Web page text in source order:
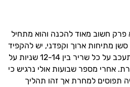
חשוב מאוד להכנה והוא מתחיל
מתיחות ארוך וקפדני, יש להקפיד
על כל שריר בין 12-14 שניות על
. אחרי מספר שבועות אולי נרגיש כי
תפוסים למחרת אך זהו תהליך